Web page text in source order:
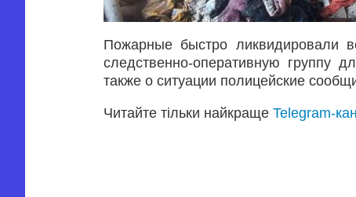
Пожарные быстро ликвидировали
следственно-оперативную группу
также о ситуации полицейские
Читайте тільки найкраще Telegram-